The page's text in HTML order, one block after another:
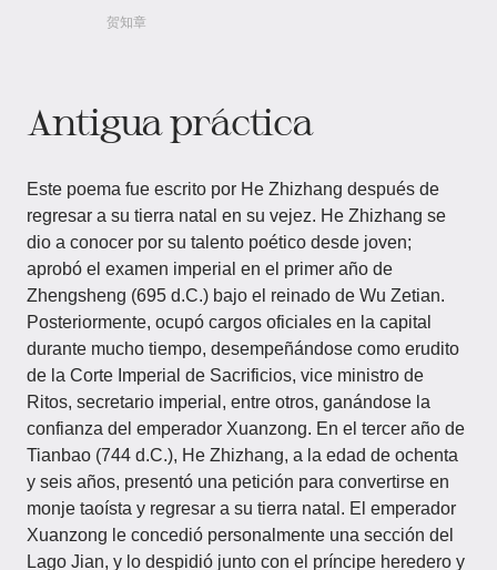
贺知章
Antigua práctica
Este poema fue escrito por He Zhizhang después de
regresar a su tierra natal en su vejez. He Zhizhang se
dio a conocer por su talento poético desde joven;
aprobó el examen imperial en el primer año de
Zhengsheng (695 d.C.) bajo el reinado de Wu Zetian.
Posteriormente, ocupó cargos oficiales en la capital
durante mucho tiempo, desempeñándose como erudito
de la Corte Imperial de Sacrificios, vice ministro de
Ritos, secretario imperial, entre otros, ganándose la
confianza del emperador Xuanzong. En el tercer año de
Tianbao (744 d.C.), He Zhizhang, a la edad de ochenta
y seis años, presentó una petición para convertirse en
monje taoísta y regresar a su tierra natal. El emperador
Xuanzong le concedió personalmente una sección del
Lago Jian, y lo despidió junto con el príncipe heredero y